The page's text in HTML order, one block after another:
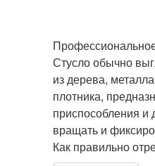
Стусло обычно
из дерева,
плотника,
приспособления
вращать и
Как правильно